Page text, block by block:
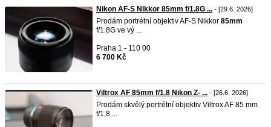
Nikon AF-S Nikkor 85mm f/1.8G ... - [29.6. 2026]
Prodám portrétní objektiv AF-S Nikkor 85mm
f/1.8G ve vý ...
Praha 1 - 110 00
6 700 Kč
Viltrox AF 85mm f/1.8 Nikon Z- ... - [26.6. 2026]
Prodám skvělý portrétní objektiv Viltrox AF 85 mm
f/1,8 ...